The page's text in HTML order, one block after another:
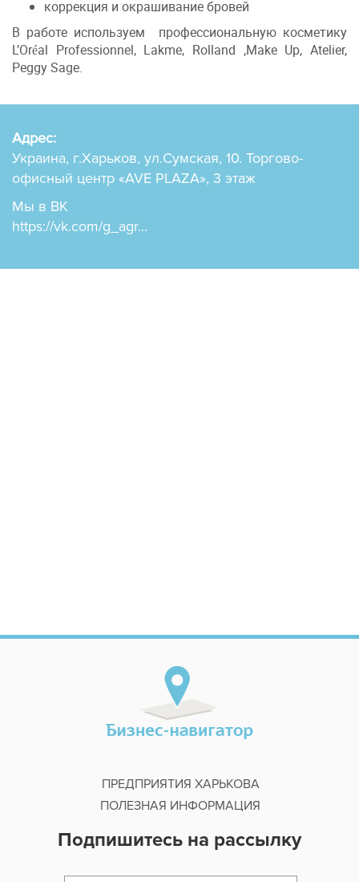
коррекция и окрашивание бровей
В работе используем профессиональную косметику
L’Oréal Professionnel, Lakme, Rolland ,Make Up, Atelier,
Peggy Sage.
Адрес:
Украина, г.Харьков, ул.Сумская, 10. Торгово-
офисный центр «AVE PLAZA», 3 этаж
Мы в ВК
https://vk.com/g_agr...
ПРЕДПРИЯТИЯ ХАРЬКОВА
ПОЛЕЗНАЯ ИНФОРМАЦИЯ
Подпишитесь на рассылку